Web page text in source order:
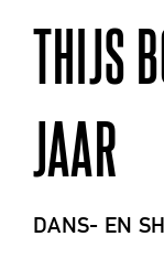
THIJS
JAAR
DANS- EN